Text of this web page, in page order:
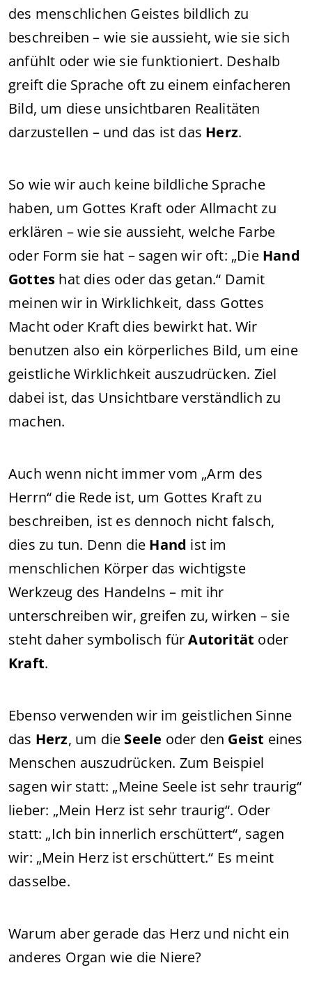
des menschlichen Geistes bildlich zu
beschreiben – wie sie aussieht, wie sie sich
anfühlt oder wie sie funktioniert. Deshalb
greift die Sprache oft zu einem einfacheren
Bild, um diese unsichtbaren Realitäten
darzustellen – und das ist das Herz.
So wie wir auch keine bildliche Sprache
haben, um Gottes Kraft oder Allmacht zu
erklären – wie sie aussieht, welche Farbe
oder Form sie hat – sagen wir oft: „Die Hand
Gottes hat dies oder das getan.“ Damit
meinen wir in Wirklichkeit, dass Gottes
Macht oder Kraft dies bewirkt hat. Wir
benutzen also ein körperliches Bild, um eine
geistliche Wirklichkeit auszudrücken. Ziel
dabei ist, das Unsichtbare verständlich zu
machen.
Auch wenn nicht immer vom „Arm des
Herrn“ die Rede ist, um Gottes Kraft zu
beschreiben, ist es dennoch nicht falsch,
dies zu tun. Denn die Hand ist im
menschlichen Körper das wichtigste
Werkzeug des Handelns – mit ihr
unterschreiben wir, greifen zu, wirken – sie
steht daher symbolisch fürAutorität oder
Kraft.
Ebenso verwenden wir im geistlichen Sinne
das Herz, um die Seele oder den Geist eines
Menschen auszudrücken. Zum Beispiel
sagen wir statt: „Meine Seele ist sehr traurig“
lieber: „Mein Herz ist sehr traurig“. Oder
statt: „Ich bin innerlich erschüttert“, sagen
wir: „Mein Herz ist erschüttert.“ Es meint
dasselbe.
Warum aber gerade das Herz und nicht ein
anderes Organ wie die Niere?